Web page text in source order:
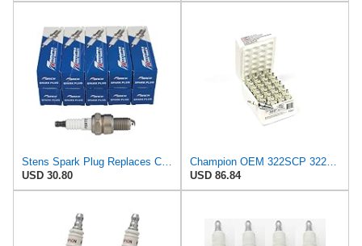
Stens Spark Plug Replaces Champion: RN11YC4
USD 30.80
USD 86.84